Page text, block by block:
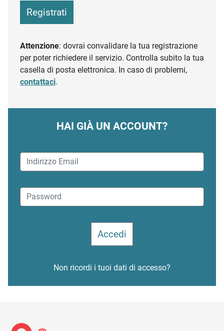
Registrati
Attenzione: dovrai convalidare la tua registrazione
per poter richiedere il servizio. Controlla subito la tua
casella di posta elettronica. In caso di problemi,
contattaci.
HAI GIÀ UN ACCOUNT?
Non ricordi i tuoi dati di accesso?